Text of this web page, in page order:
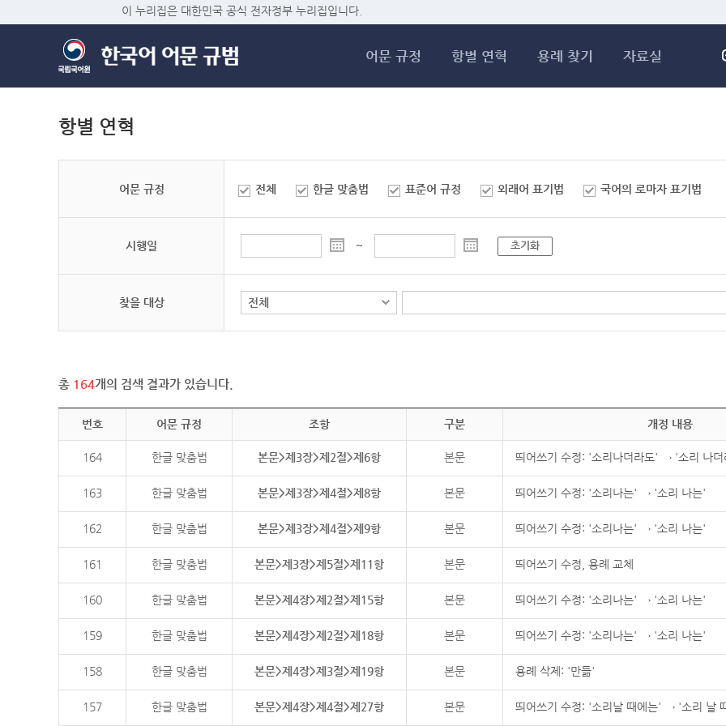
이 누리집은 대한민국 공식 전자정부 누리집입니다.
어문 규정 항별 연혁 용례 찾기 자료실
항별 연혁
어문 규정 전체 한글 맞춤법 표준어 규정 외래어 표기법 국어의 로마자 표기법
시행일 ~ 초기화
찾을 대상
총 164개의 검색 결과가 있습니다.
번호 어문 규정 조항 구분 개정 내용
164 한글 맞춤법 본문>제3장>제2절>제6항 본문 띄어쓰기 수정: '소리나더라도' → '소리 나더
163 한글 맞춤법 본문>제3장>제4절>제8항 본문 띄어쓰기 수정: '소리나는' → '소리 나는'
162 한글 맞춤법 본문>제3장>제4절>제9항 본문 띄어쓰기 수정: '소리나는' → '소리 나는'
161 한글 맞춤법 본문>제3장>제5절>제11항 본문 띄어쓰기 수정, 용례 교체
160 한글 맞춤법 본문>제4장>제2절>제15항 본문 띄어쓰기 수정: '소리나는' → '소리 나는'
159 한글 맞춤법 본문>제4장>제2절>제18항 본문 띄어쓰기 수정: '소리나는' → '소리 나는'
158 한글 맞춤법 본문>제4장>제3절>제19항 본문 용례 삭제: '만듦'
157 한글 맞춤법 본문>제4장>제4절>제27항 본문 띄어쓰기 수정: '소리날 때에는' → '소리 날